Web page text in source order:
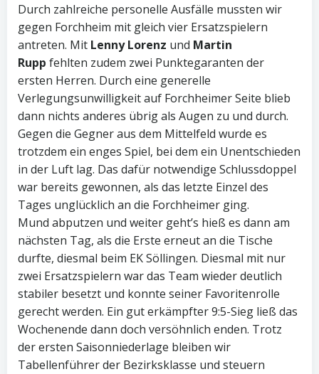
Durch zahlreiche personelle Ausfälle mussten wir
gegen Forchheim mit gleich vier Ersatzspielern
antreten. Mit Lenny Lorenz und Martin
Rupp fehlten zudem zwei Punktegaranten der
ersten Herren. Durch eine generelle
Verlegungsunwilligkeit auf Forchheimer Seite blieb
dann nichts anderes übrig als Augen zu und durch.
Gegen die Gegner aus dem Mittelfeld wurde es
trotzdem ein enges Spiel, bei dem ein Unentschieden
in der Luft lag. Das dafür notwendige Schlussdoppel
war bereits gewonnen, als das letzte Einzel des
Tages unglücklich an die Forchheimer ging.
Mund abputzen und weiter geht’s hieß es dann am
nächsten Tag, als die Erste erneut an die Tische
durfte, diesmal beim EK Söllingen. Diesmal mit nur
zwei Ersatzspielern war das Team wieder deutlich
stabiler besetzt und konnte seiner Favoritenrolle
gerecht werden. Ein gut erkämpfter 9:5-Sieg ließ das
Wochenende dann doch versöhnlich enden. Trotz
der ersten Saisonniederlage bleiben wir
Tabellenführer der Bezirksklasse und steuern